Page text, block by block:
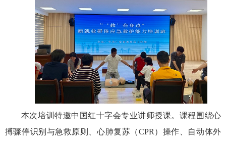
本次培训特邀中国红十字会专业讲师授课。课程围绕心
搏骤停识别与急救原则、心肺复苏（CPR ）操作、自动体外